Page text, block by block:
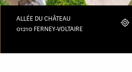
ALLÉE DU CHÂTEAU
01210 FERNEY-VOLTAIRE